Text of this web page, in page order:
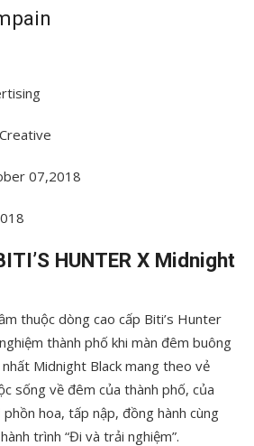
07,2018
HUNTER X Midnight
thuộc dòng cao cấp Biti’s Hunter
thành phố khi màn đêm buông
Midnight Black mang theo vẻ
sống về đêm của thành phố, của
hoa, tấp nập, đồng hành cùng
trình “Đi và trải nghiệm”.